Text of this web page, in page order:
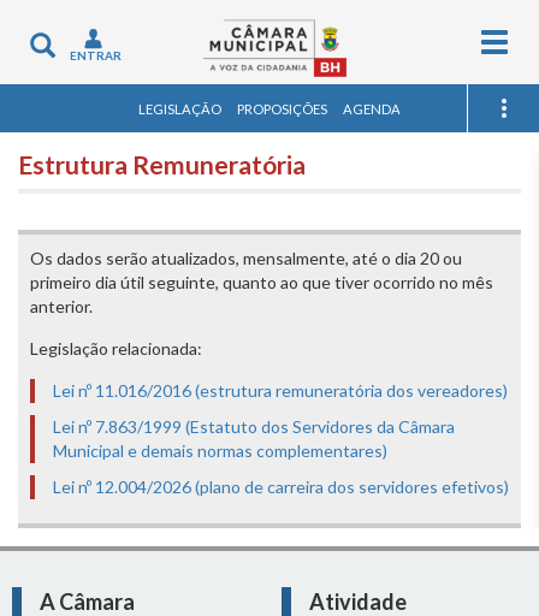
Toggle
navigation
ENTRAR
LEGISLAÇÃO PROPOSIÇÕES AGENDA
Estrutura Remuneratória
Os dados serão atualizados, mensalmente, até o dia 20 ou
primeiro dia útil seguinte, quanto ao que tiver ocorrido no mês
anterior.
Legislação relacionada:
Lei nº 11.016/2016 (estrutura remuneratória dos vereadores)
Lei nº 7.863/1999 (Estatuto dos Servidores da Câmara
Municipal e demais normas complementares)
Lei nº 12.004/2026 (plano de carreira dos servidores efetivos)
A Câmara
Atividade